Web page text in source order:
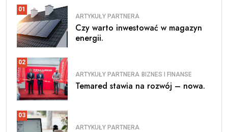
01
ARTYKUŁY PARTNERA
Czy warto inwestować w magazyn
energii.
02
ARTYKUŁY PARTNERA BIZNES I FINANSE
Temared stawia na rozwój – nowa.
03
ARTYKUŁY PARTNERA